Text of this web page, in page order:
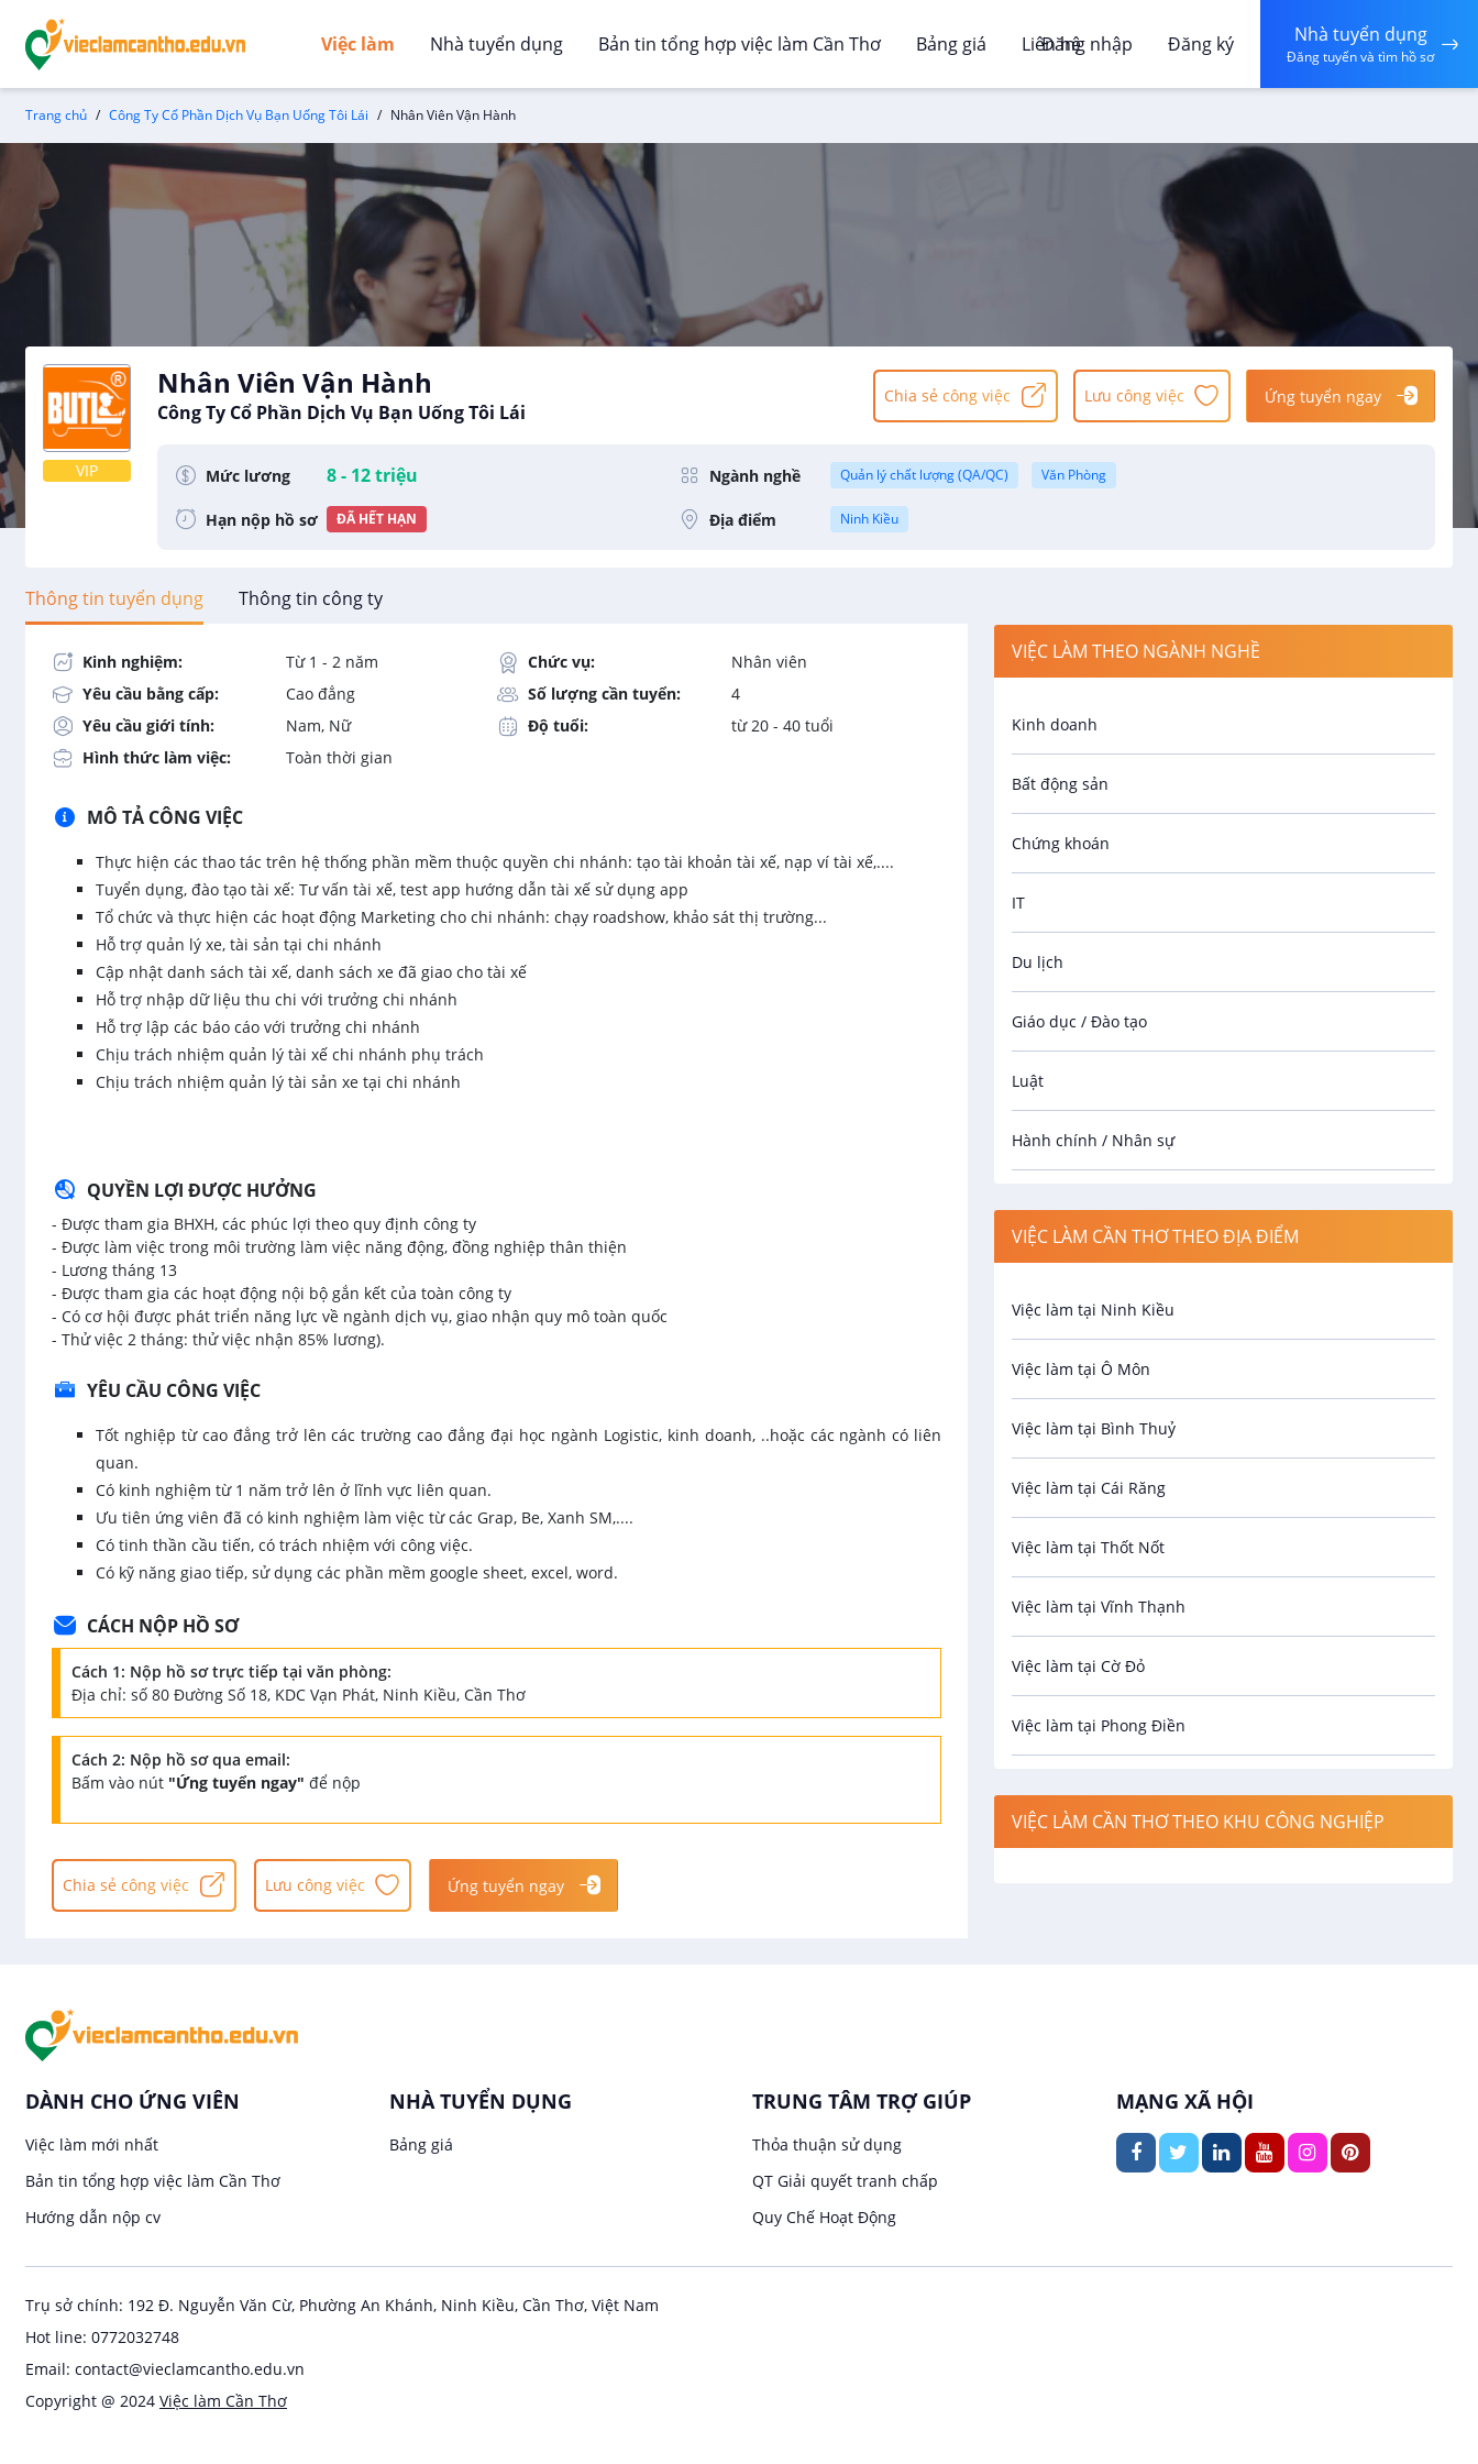
Việc làm Nhà tuyển dụng Bản tin tổng hợp việc làm Cần Thơ Bảng giá Liên hệ
Đăng nhập Đăng ký Nhà tuyển dụng
Đăng tuyển và tìm hồ sơ
Trang chủ Công Ty Cổ Phần Dịch Vụ Bạn Uống Tôi Lái Nhân Viên Vận Hành
VIP
Nhân Viên Vận Hành
Công Ty Cổ Phần Dịch Vụ Bạn Uống Tôi Lái
Chia sẻ công việc Lưu công việc Ứng tuyển ngay
Mức lương 8 - 12 triệu Ngành nghề Quản lý chất lượng (QA/QC) Văn Phòng
Hạn nộp hồ sơ ĐÃ HẾT HẠN Địa điểm Ninh Kiều
Thông tin tuyển dụng Thông tin công ty
Kinh nghiệm: Từ 1 - 2 năm Chức vụ:
Nhân viên
Yêu cầu bằng cấp:
Cao đẳng Số lượng cần tuyển:
4
Yêu cầu giới tính:
Nam, Nữ Độ tuổi:
từ 20 - 40 tuổi
Hình thức làm việc:
Toàn thời gian
MÔ TẢ CÔNG VIỆC
Thực hiện các thao tác trên hệ thống phần mềm thuộc quyền chi nhánh: tạo tài khoản tài xế, nạp ví tài xế,....
Tuyển dụng, đào tạo tài xế: Tư vấn tài xế, test app hướng dẫn tài xế sử dụng app
Tổ chức và thực hiện các hoạt động Marketing cho chi nhánh: chạy roadshow, khảo sát thị trường...
Hỗ trợ quản lý xe, tài sản tại chi nhánh
Cập nhật danh sách tài xế, danh sách xe đã giao cho tài xế
Hỗ trợ nhập dữ liệu thu chi với trưởng chi nhánh
Hỗ trợ lập các báo cáo với trưởng chi nhánh
Chịu trách nhiệm quản lý tài xế chi nhánh phụ trách
Chịu trách nhiệm quản lý tài sản xe tại chi nhánh
QUYỀN LỢI ĐƯỢC HƯỞNG
- Được tham gia BHXH, các phúc lợi theo quy định công ty
- Được làm việc trong môi trường làm việc năng động, đồng nghiệp thân thiện
- Lương tháng 13
- Được tham gia các hoạt động nội bộ gắn kết của toàn công ty
- Có cơ hội được phát triển năng lực về ngành dịch vụ, giao nhận quy mô toàn quốc
- Thử việc 2 tháng: thử việc nhận 85% lương).
YÊU CẦU CÔNG VIỆC
Tốt nghiệp từ cao đẳng trở lên các trường cao đẳng đại học ngành Logistic, kinh doanh, ..hoặc các ngành có liên
quan.
Có kinh nghiệm từ 1 năm trở lên ở lĩnh vực liên quan.
Ưu tiên ứng viên đã có kinh nghiệm làm việc từ các Grap, Be, Xanh SM,....
Có tinh thần cầu tiến, có trách nhiệm với công việc.
Có kỹ năng giao tiếp, sử dụng các phần mềm google sheet, excel, word.
CÁCH NỘP HỒ SƠ
Cách 1: Nộp hồ sơ trực tiếp tại văn phòng:
Địa chỉ: số 80 Đường Số 18, KDC Vạn Phát, Ninh Kiều, Cần Thơ
Cách 2: Nộp hồ sơ qua email:
Bấm vào nút "Ứng tuyển ngay" để nộp
Chia sẻ công việc Lưu công việc Ứng tuyển ngay
VIỆC LÀM THEO NGÀNH NGHỀ
Kinh doanh
Bất động sản
Chứng khoán
IT
Du lịch
Giáo dục / Đào tạo
Luật
Hành chính / Nhân sự
Spa
Bảo Vệ
An toàn lao động
Bảo hiểm
Biên phiên dịch
Bưu chính viễn thông
Cơ khí
Công nghệ sinh học
Công nghệ thực phẩm
Điện / Điện tử / Điện lạnh
Hàng hải / Hàng không
Lao Động Phổ Thông
May mặc
VIỆC LÀM CẦN THƠ THEO ĐỊA ĐIỂM
Việc làm tại Ninh Kiều
Việc làm tại Ô Môn
Việc làm tại Bình Thuỷ
Việc làm tại Cái Răng
Việc làm tại Thốt Nốt
Việc làm tại Vĩnh Thạnh
Việc làm tại Cờ Đỏ
Việc làm tại Phong Điền
Việc làm tại Cái Khế
Việc làm tại Hưng Phú
VIỆC LÀM CẦN THƠ THEO KHU CÔNG NGHIỆP
DÀNH CHO ỨNG VIÊN
Việc làm mới nhất
Bản tin tổng hợp việc làm Cần Thơ
Hướng dẫn nộp cv
NHÀ TUYỂN DỤNG
Bảng giá
TRUNG TÂM TRỢ GIÚP
Thỏa thuận sử dụng
QT Giải quyết tranh chấp
Quy Chế Hoạt Động
MẠNG XÃ HỘI
Trụ sở chính: 192 Đ. Nguyễn Văn Cừ, Phường An Khánh, Ninh Kiều, Cần Thơ, Việt Nam
Hot line: 0772032748
Email: contact@vieclamcantho.edu.vn
Copyright @ 2024 Việc làm Cần Thơ